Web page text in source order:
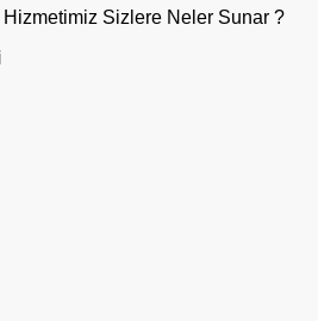
Sizlere Neler Sunar ?